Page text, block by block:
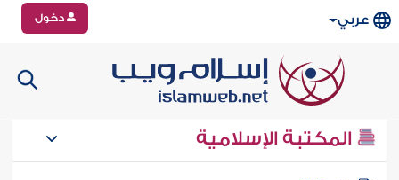
عربي دخول
المكتبة الإسلامية